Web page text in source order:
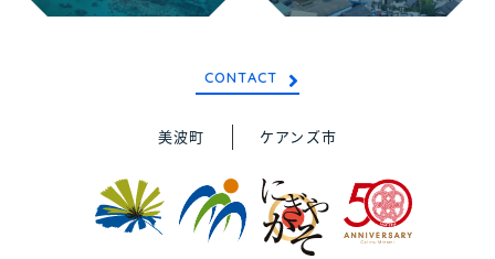
CONTACT
美波町 ケアンズ市